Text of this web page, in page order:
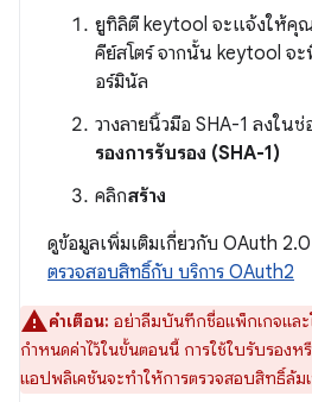
ยูทิลิตี keytool จะแจ้งให้คุ
คีย์สโตร์ จากนั้น keytool จ
อร์มินัล
วางลายนิ้วมือ SHA-1 ลงในช่
รองการรับรอง (SHA-1)
คลิกสร้าง
ดูข้อมูลเพิ่มเติมเกี่ยวกับ OAuth
ตรวจสอบสิทธิ์กับ บริการ OAuth2
คำเตือน: อย่าลืมบันทึกชื่อแพ็กเกจแล
กำหนดค่าไว้ในขั้นตอนนี้ การใช้ใบรับรองห
แอปพลิเคชันจะทำให้การตรวจสอบสิทธิ์ล้ม